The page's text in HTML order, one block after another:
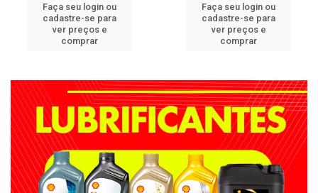
Faça seu login ou
cadastre-se para
ver preços e
comprar
Faça seu login ou
cadastre-se para
ver preços e
comprar